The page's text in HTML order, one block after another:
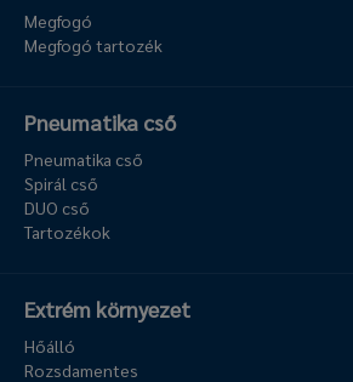
Megfogó
Megfogó tartozék
Pneumatika cső
Pneumatika cső
Spirál cső
DUO cső
Tartozékok
Extrém környezet
Hőálló
Rozsdamentes